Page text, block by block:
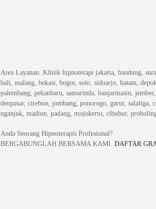
Area Layanan: Klinik hipnoterapi jakarta, bandung,
bali, malang, bekasi, bogor, solo, sidoarjo, batam,
palembang, pekanbaru, samarinda, banjarmasin,
denpasar, cirebon, jombang, ponorogo, garut, salatiga,
nganjuk, madiun, padang, mojokerto, cibubur,
Anda Seorang Hipnoterapis Profesional?
BERGABUNGLAH BERSAMA KAMI. DAFTAR